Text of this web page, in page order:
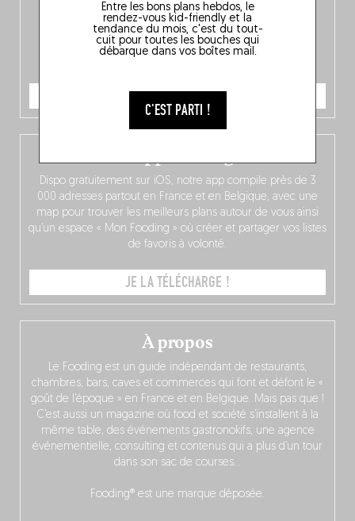
Entre les bons plans hebdos, le
rendez-vous kid-friendly et la
tendance du mois, c'est du tout-
cuit pour toutes les bouches qui
débarque dans vos boîtes mail.
C'EST PARTI !
JE COMMANDE
À propos
Le Fooding est un guide indépendant de restaurants,
chambres, bars, caves et commerces qui font et défont le «
goût de l’époque » en France et en Belgique. Mais pas que !
C’est aussi un magazine où food et société s’installent à la
même table, des événements gastronokifs, une agence
événementielle, consulting et contenus qui a plus d’un tour
dans son sac de courses…
Fooding® est une marque déposée.
Dispo gratuitement sur iOS, notre app compile près de 3
000 adresses partout en France et en Belgique, avec une
map pour trouver les meilleurs plans autour de vous ainsi
qu’un espace « Mon Fooding » où créer et partager vos listes
de favoris à volonté.
JE LA TÉLÉCHARGE !